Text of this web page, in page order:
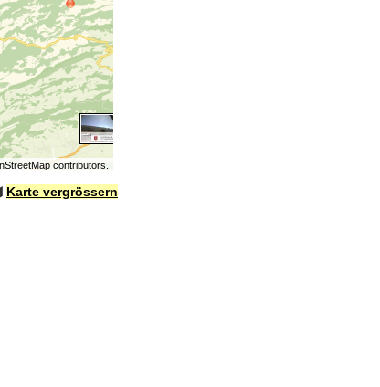
contributors.
Karte vergrössern